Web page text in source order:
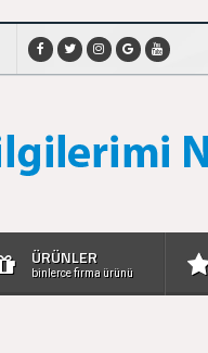
ÜRÜNLER
binlerce firma ürünü